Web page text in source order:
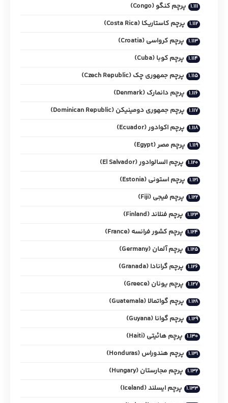
پرچم کنگو (Congo)
پرچم کاستاریکا (Costa Rica)
پرچم کرواسی (Croatia)
پرچم کوبا (Cuba)
پرچم جمهوری چک (Czech Republic)
پرچم دانمارک (Denmark)
پرچم جمهوری دومینیکن (Dominican Republic)
پرچم اکوادور (Ecuador)
پرچم مصر (Egypt)
پرچم السالوادور (El Salvador)
پرچم استونی (Estonia)
پرچم فیجی (Fiji)
پرچم فنلاند (Finland)
پرچم کشور فرانسه (France)
پرچم آلمان (Germany)
پرچم گرانادا (Granada)
پرچم یونان (Greece)
پرچم گواتمالا (Guatemala)
پرچم گوانا (Guyana)
پرچم هائیتی (Haiti)
پرچم هندوراس (Honduras)
پرچم مجارستان (Hungary)
پرچم ایسلند (Iceland)